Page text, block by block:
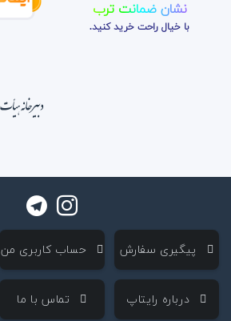
نشان ضمانت ترب
با خیال راحت خرید کنید.
‌ پیگیری سفارش ‌ حساب کاربری من
‌ درباره رایتاپ ‌ تماس با ما